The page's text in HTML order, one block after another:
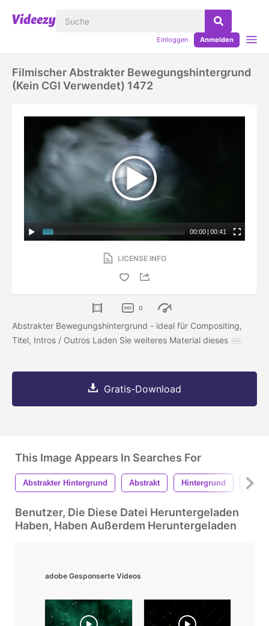
Einloggen Anmelden
Filmischer Abstrakter Bewegungshintergrund
(kein CGI Verwendet) 1472
00:00 | 00:41
LICENSE INFO
0
Abstrakter Bewegungshintergrund - ideal für Compositing,
Titel, Intros / Outros Laden Sie weiteres Material dieses
Gratis-Download
This Image Appears In Searches For
Abstrakter Hintergrund Abstrakt Hintergrund
Benutzer, Die Diese Datei Heruntergeladen
Haben, Haben Außerdem Heruntergeladen
adobe Gesponserte Videos